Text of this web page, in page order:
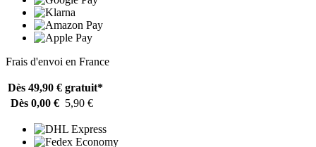
Frais d'envoi en France
Dès 49,90 € gratuit*
Dès 0,00 € 5,90 €